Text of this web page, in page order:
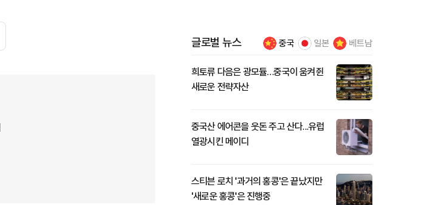
글로벌 뉴스 중국 일본 베트남
희토류 다음은 광모듈…중국이 움켜쥔
새로운 전략자산
중국산 에어콘을 웃돈 주고 산다...유럽
열광시킨 메이디
스티븐 로치 '과거의 홍콩'은 끝났지만
'새로운 홍콩'은 진행중